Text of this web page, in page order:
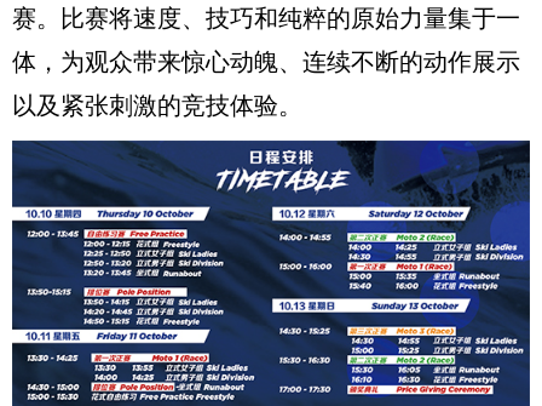
赛。比赛将速度、技巧和纯粹的原始力量集于一
体，为观众带来惊心动魄、连续不断的动作展示
以及紧张刺激的竞技体验。